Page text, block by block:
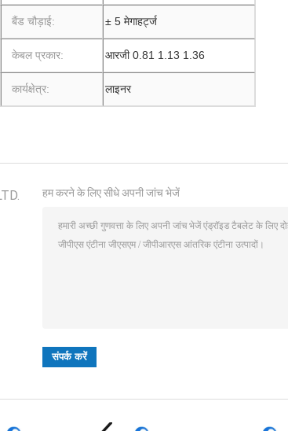
बैंड चौड़ाई: ± 5 मेगाहर्ट्ज
केबल प्रकार: आरजी 0.81 1.13 1.36
कार्यक्षेत्र: लाइनर
हम करने के लिए सीधे अपनी जांच भेजें